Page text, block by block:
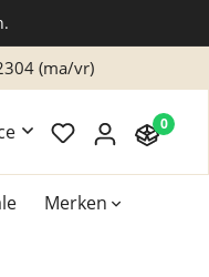
(ma/vr)
0
Merken